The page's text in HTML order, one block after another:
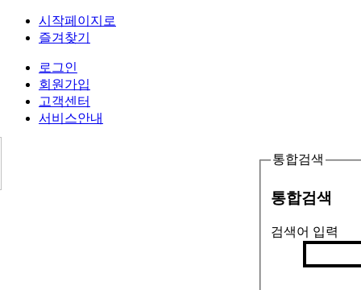
시작페이지로
즐겨찾기
로그인
회원가입
고객센터
서비스안내
통합검색
통합검색
검색어 입력